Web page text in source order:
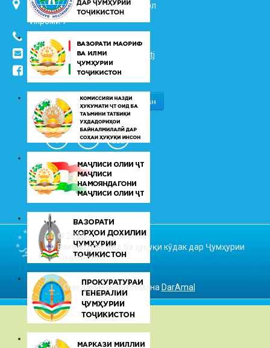
734025, ш. Душанбе, кӯч. Ҷалол
Икромӣ 7
(+992 37) 2217352
info@vhk.tj
info@ombudsman.tj
/kudakon
© 2026
Ваколатдор оид ба ҳуқуқи кӯдак дар Ҷумҳурии
Тоҷикистон
Омодакунандаи сомона DarAmal